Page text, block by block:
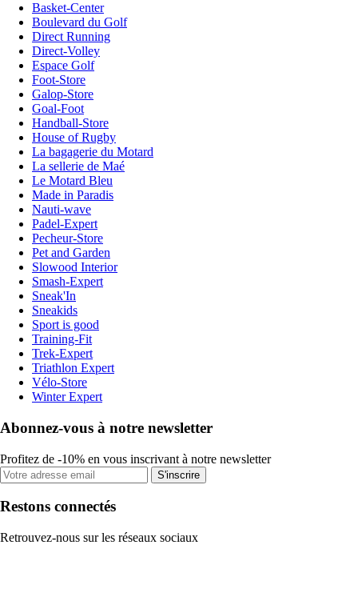
Basket-Center
Boulevard du Golf
Direct Running
Direct-Volley
Espace Golf
Foot-Store
Galop-Store
Goal-Foot
Handball-Store
House of Rugby
La bagagerie du Motard
La sellerie de Maé
Le Motard Bleu
Made in Paradis
Nauti-wave
Padel-Expert
Pecheur-Store
Pet and Garden
Slowood Interior
Smash-Expert
Sneak'In
Sneakids
Sport is good
Training-Fit
Trek-Expert
Triathlon Expert
Vélo-Store
Winter Expert
Abonnez-vous à notre newsletter
Profitez de -10% en vous inscrivant à notre newsletter
S'inscrire
Restons connectés
Retrouvez-nous sur les réseaux sociaux